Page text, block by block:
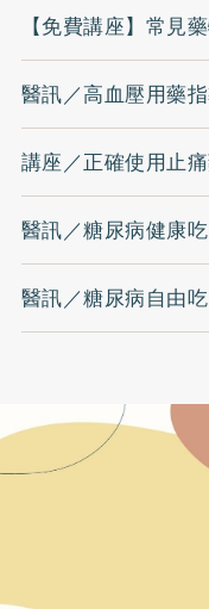
【免費講座】常見
醫訊／高血壓用藥
講座／正確使用止
醫訊／糖尿病健康
醫訊／糖尿病自由